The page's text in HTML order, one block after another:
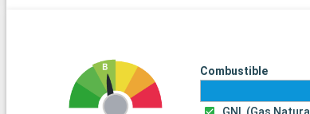
Combustible
GNL (Gas Natural